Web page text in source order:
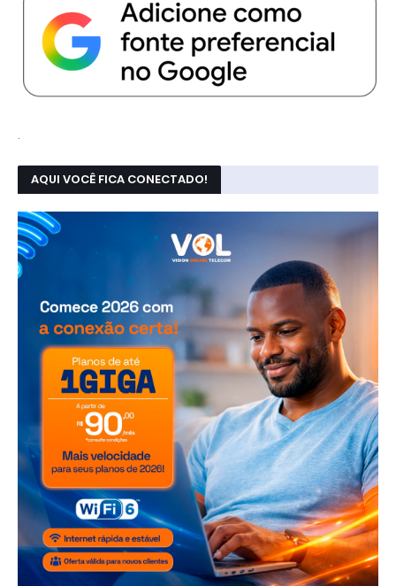
.
AQUI VOCÊ FICA CONECTADO!